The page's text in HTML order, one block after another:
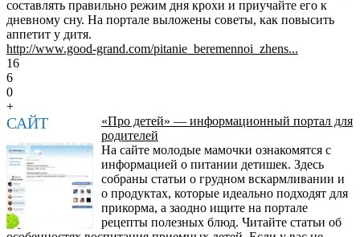
составлять правильно режим дня крохи и приучайте его к
дневному сну. На портале выложены советы, как повысить
аппетит у дитя.
http://www.good-grand.com/pitanie_beremennoi_zhens...
16
6
0
+
САЙТ
«Про детей» — информационный портал для
родителей
На сайте молодые мамочки ознакомятся с
информацией о питании детишек. Здесь
собраны статьи о грудном вскармливании и
о продуктах, которые идеально подходят для
прикорма, а заодно ищите на портале
рецепты полезных блюд. Читайте статьи об